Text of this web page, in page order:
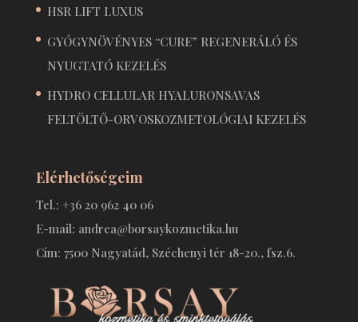
HSR LIFT LUXUS
GYÓGYNÖVÉNYES “CURE” REGENERÁLÓ ÉS
NYUGTATÓ KEZELÉS
HYDRO CELLULAR HYALURONSAVAS
FELTÖLTŐ-ORVOSKOZMETOLÓGIAI KEZELÉS
Elérhetőségeim
Tel.: +36 20 962 40 06
E-mail: andrea@borsaykozmetika.hu
Cím: 7500 Nagyatád, Széchenyi tér 18-20., fsz.6.